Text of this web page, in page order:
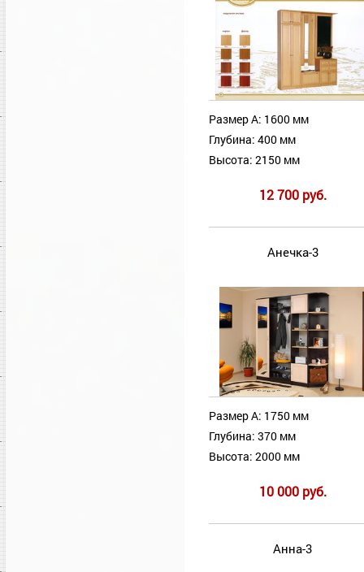
Размер А: 1600 мм
Глубина: 400 мм
Высота: 2150 мм
12 700 руб.
Анечка-3
Размер А: 1750 мм
Глубина: 370 мм
Высота: 2000 мм
10 000 руб.
Анна-3